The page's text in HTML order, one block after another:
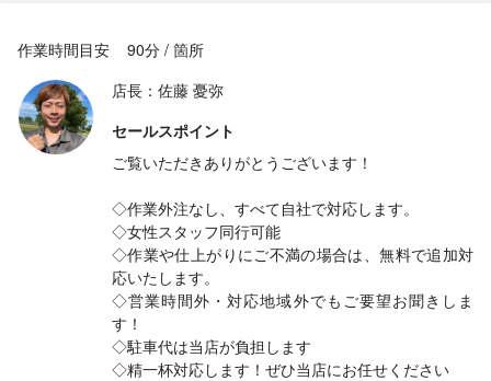
作業時間目安
90分 / 箇所
店長：佐藤 憂弥
セールスポイント
ご覧いただきありがとうございます！
◇作業外注なし、すべて自社で対応します。
◇女性スタッフ同行可能
◇作業や仕上がりにご不満の場合は、無料で追加対
応いたします。
◇営業時間外・対応地域外でもご要望お聞きしま
す！
◇駐車代は当店が負担します
◇精一杯対応します！ぜひ当店にお任せください